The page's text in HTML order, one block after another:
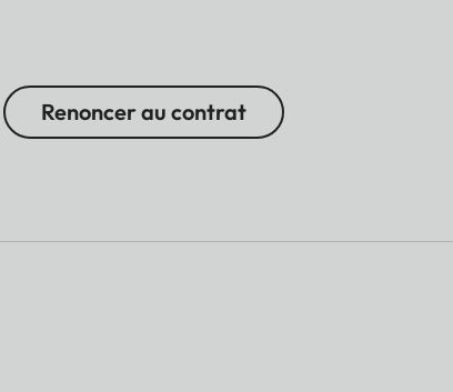
Renoncer au contrat